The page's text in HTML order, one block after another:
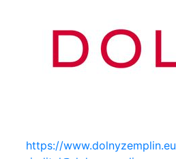
https://www.dolnyzemplin.eu